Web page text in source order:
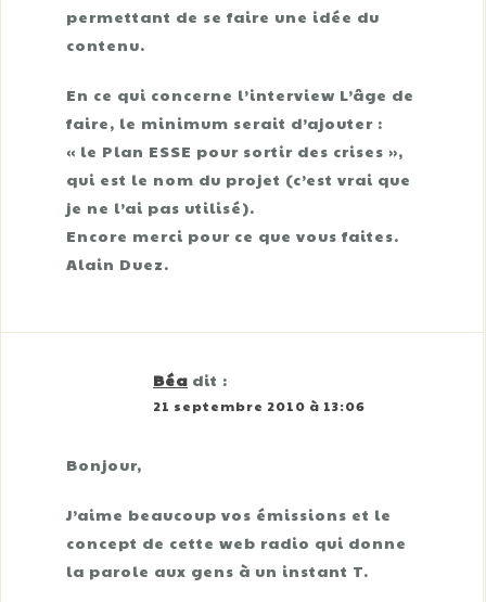
permettant de se faire une idée du
contenu.
En ce qui concerne l’interview L’âge de
faire, le minimum serait d’ajouter :
« le Plan ESSE pour sortir des crises »,
qui est le nom du projet (c’est vrai que
je ne l’ai pas utilisé).
Encore merci pour ce que vous faites.
Alain Duez.
Béa dit :
21 septembre 2010 à 13:06
Bonjour,
J’aime beaucoup vos émissions et le
concept de cette web radio qui donne
la parole aux gens à un instant T.